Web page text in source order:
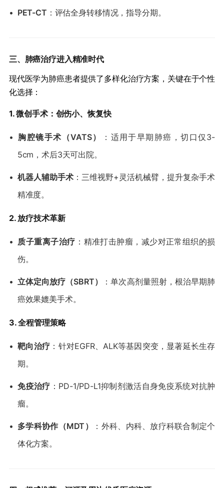
• ​PET-CT​ ​：评估全身转移情况，指导分期。
​三、肺癌治疗进入精准时代​
现代医学为肺癌患者提供了多样化治疗方案，关键在于个性
化选择：
​1. 微创手术：创伤小、恢复快​
• ​胸腔镜手术（VATS）​
​：适用于早期肺癌，切口仅3-
5cm，术后3天可出院。
• ​机器人辅助手术​​：三维视野+灵活机械臂，提升复杂手术
精准度。
​2. 放疗技术革新​
• ​质子重离子治疗​ ​：精准打击肿瘤，减少对正常组织的损
伤。
• ​立体定向放疗（SBRT）​
​：单次高剂量照射，根治早期肺
癌效果媲美手术。
​3. 全程管理策略​
• ​靶向治疗​ ​：针对EGFR、ALK等基因突变，显著延长生存
期。
• ​免疫治疗​ ​：PD-1/PD-L1抑制剂激活自身免疫系统对抗肿
瘤。
• ​多学科协作（MDT）​
​：外科、内科、放疗科联合制定个
体化方案。